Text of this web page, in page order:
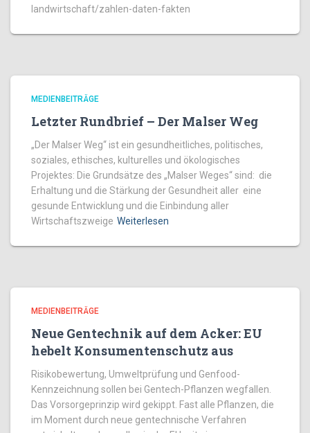
landwirtschaft/zahlen-daten-fakten
MEDIENBEITRÄGE
Letzter Rundbrief – Der Malser Weg
„Der Malser Weg“ ist ein gesundheitliches, politisches,
soziales, ethisches, kulturelles und ökologisches
Projektes: Die Grundsätze des „Malser Weges“ sind: die
Erhaltung und die Stärkung der Gesundheit aller eine
gesunde Entwicklung und die Einbindung aller
Wirtschaftszweige Weiterlesen
MEDIENBEITRÄGE
Neue Gentechnik auf dem Acker: EU
hebelt Konsumentenschutz aus
Risikobewertung, Umweltprüfung und Genfood-
Kennzeichnung sollen bei Gentech-Pflanzen wegfallen.
Das Vorsorgeprinzip wird gekippt. Fast alle Pflanzen, die
im Moment durch neue gentechnische Verfahren